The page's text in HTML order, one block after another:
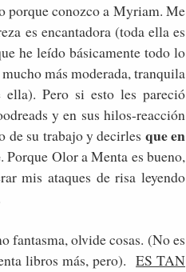
porque conozco a Myriam. Me
es encantadora (toda ella es
he leído básicamente todo lo
más moderada, tranquila
Pero si esto les pareció
y en sus hilos-reacción
de su trabajo y decirles que en
. Porque Olor a Menta es bueno,
mis ataques de risa leyendo
fantasma, olvide cosas. (No es
libros más, pero).ES TAN